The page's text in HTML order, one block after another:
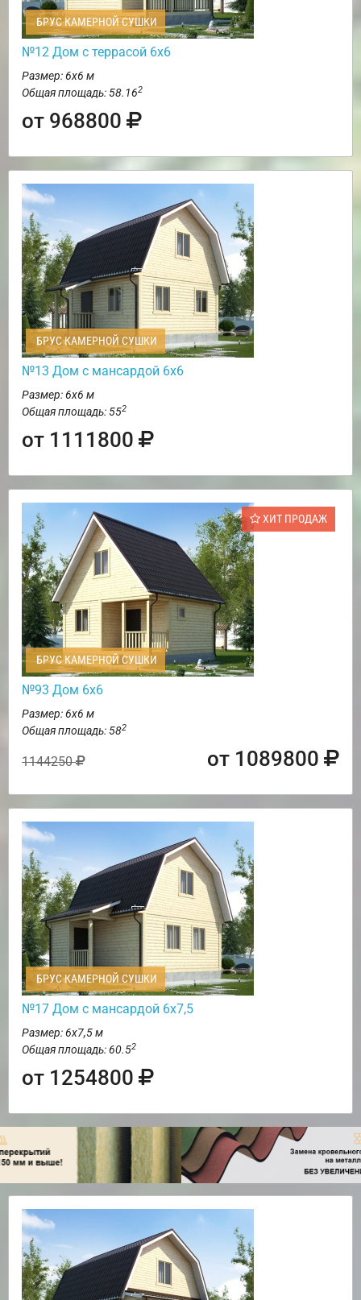
БРУС КАМЕРНОЙ СУШКИ
№12 Дом с террасой 6х6
Размер: 6х6 м
Общая площадь: 58.162
от 968800
БРУС КАМЕРНОЙ СУШКИ
№13 Дом с мансардой 6х6
Размер: 6х6 м
Общая площадь: 552
от 1111800
ХИТ ПРОДАЖ
БРУС КАМЕРНОЙ СУШКИ
№93 Дом 6х6
Размер: 6х6 м
Общая площадь: 582
1144250 от 1089800
БРУС КАМЕРНОЙ СУШКИ
№17 Дом с мансардой 6х7,5
Размер: 6х7,5 м
Общая площадь: 60.52
от 1254800